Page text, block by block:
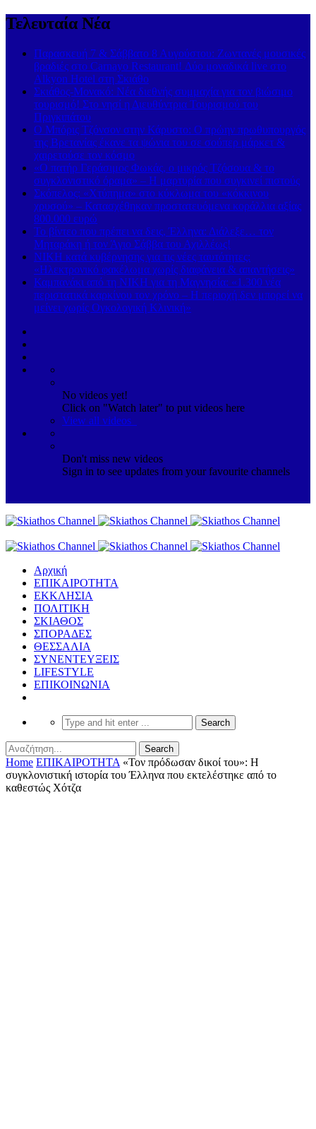
Τελευταία Νέα
Παρασκευή 7 & Σάββατο 8 Αυγούστου: Ζωντανές μουσικές
βραδιές στο Carnayo Restaurant! Δύο μοναδικά live στο
Alkyon Hotel στη Σκιάθο
Σκιάθος-Μονακό: Νέα διεθνής συμμαχία για τον βιώσιμο
τουρισμό! Στο νησί η Διευθύντρια Τουρισμού του
Πριγκιπάτου
Ο Μπόρις Τζόνσον στην Κάρυστο: Ο πρώην πρωθυπουργός
της Βρετανίας έκανε τα ψώνια του σε σούπερ μάρκετ &
χαιρετούσε τον κόσμο
«Ο πατήρ Γεράσιμος Φωκάς, ο μικρός Τζόσουα & το
συγκλονιστικό όραμα» – Η μαρτυρία που συγκινεί πιστούς
Σκόπελος: «Χτύπημα» στο κύκλωμα του «κόκκινου
χρυσού» – Κατασχέθηκαν προστατευόμενα κοράλλια αξίας
800.000 ευρώ
Το βίντεο που πρέπει να δεις, Έλληνα: Διάλεξε… τον
Μηταράκη ή τον Άγιο Σάββα του Αχιλλέως!
ΝΙΚΗ κατά κυβέρνησης για τις νέες ταυτότητες:
«Ηλεκτρονικό φακέλωμα χωρίς διαφάνεια & απαντήσεις»
Καμπανάκι από τη ΝΙΚΗ για τη Μαγνησία: «1.300 νέα
περιστατικά καρκίνου τον χρόνο – Η περιοχή δεν μπορεί να
μείνει χωρίς Ογκολογική Κλινική»
No videos yet!
Click on "Watch later" to put videos here
View all videos
Don't miss new videos
Sign in to see updates from your favourite channels
Αρχική
ΕΠΙΚΑΙΡΟΤΗΤΑ
ΕΚΚΛΗΣΙΑ
ΠΟΛΙΤΙΚΗ
ΣΚΙΑΘΟΣ
ΣΠΟΡΑΔΕΣ
ΘΕΣΣΑΛΙΑ
ΣΥΝΕΝΤΕΥΞΕΙΣ
LIFESTYLE
ΕΠΙΚΟΙΝΩΝΙΑ
Home ΕΠΙΚΑΙΡΟΤΗΤΑ «Τον πρόδωσαν δικοί του»: Η
συγκλονιστική ιστορία του Έλληνα που εκτελέστηκε από το
καθεστώς Χότζα